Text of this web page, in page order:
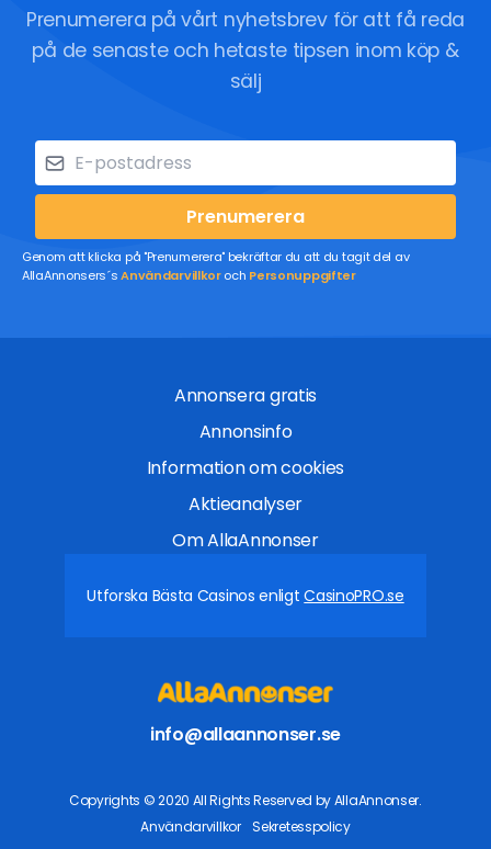
Prenumerera på vårt nyhetsbrev för att få reda
på de senaste och hetaste tipsen inom köp &
sälj
Prenumerera
Genom att klicka på "Prenumerera" bekräftar du att du tagit del av
AllaAnnonsers´sAnvändarvillkoroch Personuppgifter
Annonsera gratis
Annonsinfo
Information om cookies
Aktieanalyser
Om AllaAnnonser
Utforska Bästa Casinos enligtCasinoPRO.se
info@allaannonser.se
Copyrights © 2020 All Rights Reserved by AllaAnnonser.
Användarvillkor
Sekretesspolicy